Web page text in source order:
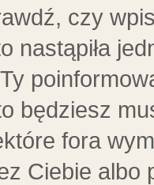
czy
nastąpiła
będziesz
fora
Ciebie albo